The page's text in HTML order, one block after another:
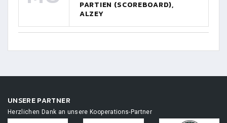
PARTIEN (SCOREBOARD),
ALZEY
UNSERE PARTNER
Herzlichen Dank an unsere Kooperations-Partner